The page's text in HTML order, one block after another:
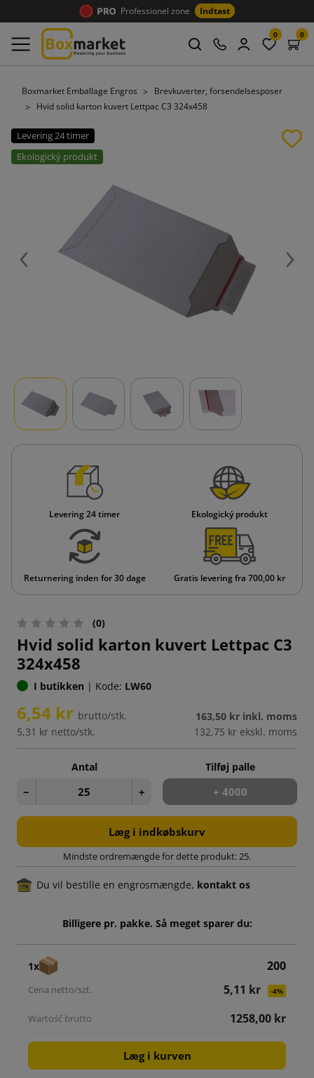
Professionel zone Indtast
0 0
Boxmarket Emballage Engros
Brevkuverter, forsendelsesposer
Hvid solid karton kuvert Lettpac C3 324x458
Levering 24 timer
Ekologický produkt
Forrige
Levering 24 timer Ekologický produkt
Returnering inden for 30 dage Gratis levering fra 700,00 kr
(0)
Hvid solid karton kuvert Lettpac C3
324x458
I butikken | Kode: LW60
6,54 kr brutto/stk.
5,31 kr netto/stk.
163,50 kr inkl. moms
132,75 kr ekskl. moms
Antal
− +
Tilføj palle
+ 4000
Læg i indkøbskurv
Mindste ordremængde for dette produkt: 25.
Du vil bestille en engrosmængde, kontakt os
Billigere pr. pakke. Så meget sparer du:
1x
200
5,11 kr
-4%
1258,00 kr
Læg i kurven